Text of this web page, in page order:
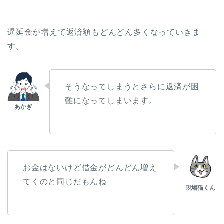
遅延金が増えて返済額もどんどん多くなっていきま
す。
そうなってしまうとさらに返済が困
難になってしまいます。
お金はないけど借金がどんどん増え
てくのと同じだもんね